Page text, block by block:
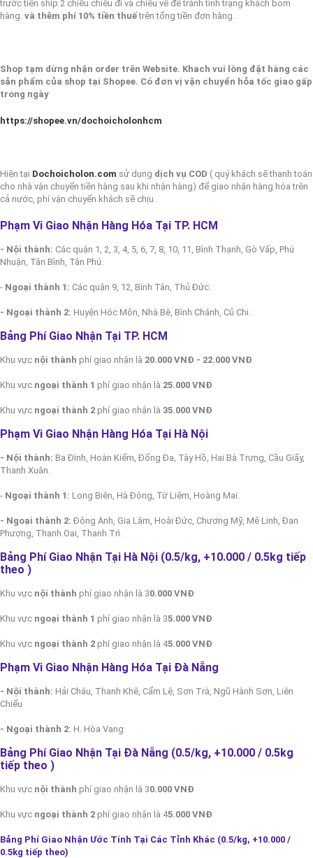
trước tiền ship 2 chiều chiều đi và chiều về để tránh tình trạng khách bom
hàng. và thêm phí 10% tiền thuếtrên tổng tiền đơn hàng.
Shop tạm dừng nhận order trên Website. Khach vui lòng đặt hàng các
sản phẩm của shop tại Shopee. Có đơn vị vận chuyển hỏa tốc giao gấp
trong ngày
https://shopee.vn/dochoicholonhcm
Hiện tại Dochoicholon.com sử dụng dịch vụ COD ( quý khách sẽ thanh toán
cho nhà vận chuyển tiền hàng sau khi nhận hàng) để giao nhận hàng hóa trên
cả nước, phí vận chuyển khách sẽ chịu.
Phạm Vi Giao Nhận Hàng Hóa Tại TP. HCM
- Nội thành: Các quận 1, 2, 3, 4, 5, 6, 7, 8, 10, 11, Bình Thạnh, Gò Vấp, Phú
Nhuận, Tân Bình, Tân Phú.
- Ngoại thành 1: Các quận 9, 12, Bình Tân, Thủ Đức.
- Ngoại thành 2: Huyện Hóc Môn, Nhà Bè, Bình Chánh, Củ Chi.
Bảng Phí Giao Nhận Tại TP. HCM
Khu vực nội thành phí giao nhận là 20.000 VNĐ - 22.000 VNĐ
Khu vực ngoại thành 1 phí giao nhận là 25.000 VNĐ
Khu vực ngoại thành 2 phí giao nhận là 35.000 VNĐ
Phạm Vi Giao Nhận Hàng Hóa Tại Hà Nội
- Nội thành: Ba Đình, Hoàn Kiếm, Đống Đa, Tây Hồ, Hai Bà Trưng, Cầu Giấy,
Thanh Xuân.
- Ngoại thành 1: Long Biên, Hà Đông, Từ Liêm, Hoàng Mai.
- Ngoại thành 2: Đông Anh, Gia Lâm, Hoài Đức, Chương Mỹ, Mê Linh, Đan
Phượng, Thanh Oai, Thanh Trì.
Bảng Phí Giao Nhận Tại Hà Nội (0.5/kg, +10.000 / 0.5kg tiếp
theo )
Khu vực nội thành phí giao nhận là 30.000 VNĐ
Khu vực ngoại thành 1 phí giao nhận là 35.000 VNĐ
Khu vực ngoại thành 2 phí giao nhận là 45.000 VNĐ
Phạm Vi Giao Nhận Hàng Hóa Tại Đà Nẵng
- Nội thành: Hải Châu, Thanh Khê, Cẩm Lệ, Sơn Trà, Ngũ Hành Sơn, Liên
Chiểu
- Ngoại thành 2: H. Hòa Vang
Bảng Phí Giao Nhận Tại Đà Nẵng (0.5/kg, +10.000 / 0.5kg
tiếp theo )
Khu vực nội thành phí giao nhận là 30.000 VNĐ
Khu vực ngoại thành 2 phí giao nhận là 45.000 VNĐ
Bảng Phí Giao Nhận Ước Tính Tại Các Tỉnh Khác (0.5/kg, +10.000 /
0.5kg tiếp theo)